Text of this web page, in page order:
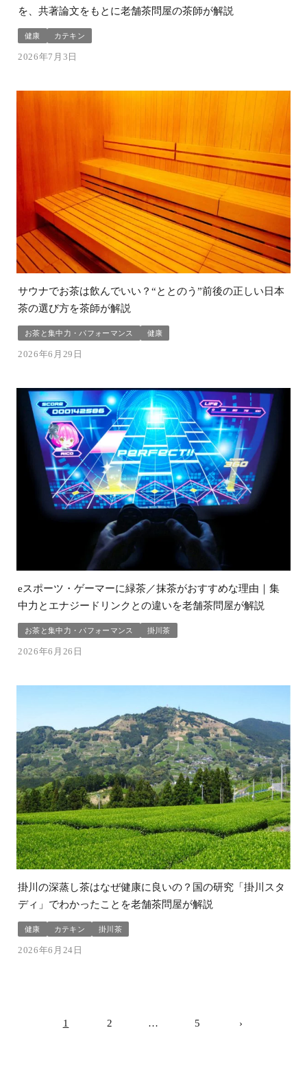
を、共著論文をもとに老舗茶問屋の茶師が解説
健康 カテキン
2026年7月3日
サウナでお茶は飲んでいい？“ととのう”前後の正しい日本
茶の選び方を茶師が解説
お茶と集中力・パフォーマンス 健康
2026年6月29日
eスポーツ・ゲーマーに緑茶／抹茶がおすすめな理由｜集
中力とエナジードリンクとの違いを老舗茶問屋が解説
お茶と集中力・パフォーマンス 掛川茶
2026年6月26日
掛川の深蒸し茶はなぜ健康に良いの？国の研究「掛川スタ
ディ」でわかったことを老舗茶問屋が解説
健康 カテキン 掛川茶
2026年6月24日
1 2 … 5 ›